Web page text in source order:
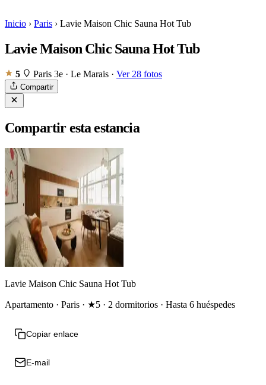
Inicio › Paris › Lavie Maison Chic Sauna Hot Tub
Lavie Maison Chic Sauna Hot Tub
5 Paris 3e · Le Marais · Ver 28 fotos
Compartir
Compartir esta estancia
Lavie Maison Chic Sauna Hot Tub
Apartamento · Paris · ★5 · 2 dormitorios · Hasta 6 huéspedes
Copiar enlace
E-mail